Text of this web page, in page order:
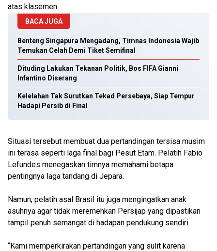
atas klasemen.
BACA JUGA
Benteng Singapura Mengadang, Timnas Indonesia Wajib
Temukan Celah Demi Tiket Semifinal
Dituding Lakukan Tekanan Politik, Bos FIFA Gianni
Infantino Diserang
Kelelahan Tak Surutkan Tekad Persebaya, Siap Tempur
Hadapi Persib di Final
Situasi tersebut membuat dua pertandingan tersisa musim
ini terasa seperti laga final bagi Pesut Etam. Pelatih Fabio
Lefundes menegaskan timnya memahami betapa
pentingnya laga tandang di Jepara.
Namun, pelatih asal Brasil itu juga mengingatkan anak
asuhnya agar tidak meremehkan Persijap yang dipastikan
tampil penuh semangat di hadapan pendukung sendiri.
“Kami memperkirakan pertandingan yang sulit karena